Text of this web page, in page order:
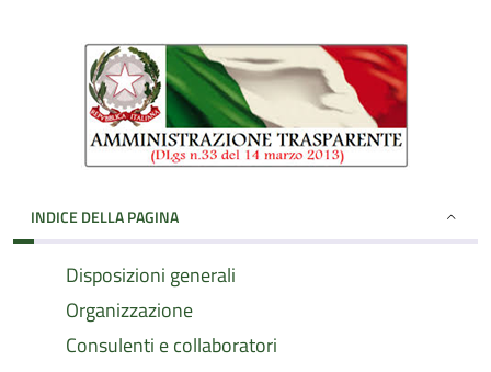
INDICE DELLA PAGINA
Disposizioni generali
Organizzazione
Consulenti e collaboratori